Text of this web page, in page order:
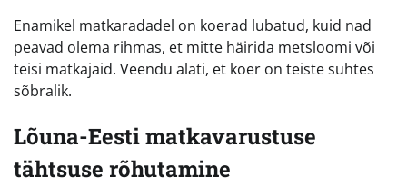
Enamikel matkaradadel on koerad lubatud, kuid nad
peavad olema rihmas, et mitte häirida metsloomi või
teisi matkajaid. Veendu alati, et koer on teiste suhtes
sõbralik.
Lõuna-Eesti matkavarustuse
tähtsuse rõhutamine